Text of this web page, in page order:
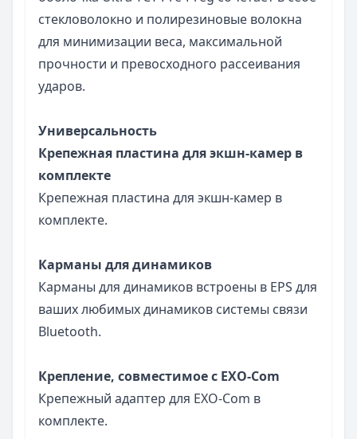
стекловолокно и полирезиновые волокна
для минимизации веса, максимальной
прочности и превосходного рассеивания
ударов.
Универсальность
Крепежная пластина для экшн-камер в
комплекте
Крепежная пластина для экшн-камер в
комплекте.
Карманы для динамиков
Карманы для динамиков встроены в EPS для
ваших любимых динамиков системы связи
Bluetooth.
Крепление, совместимое с EXO-Com
Крепежный адаптер для EXO-Com в
комплекте.